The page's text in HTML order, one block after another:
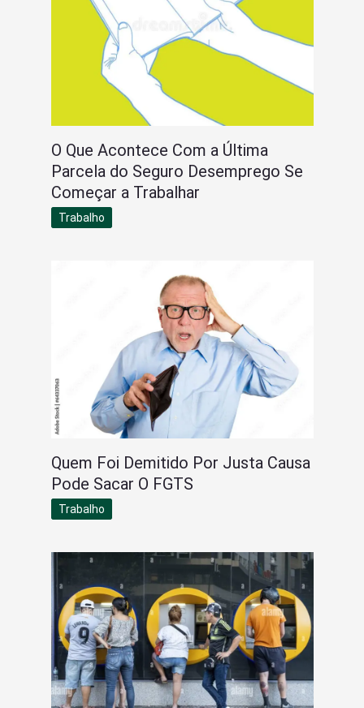
O Que Acontece Com a Última
Parcela do Seguro Desemprego Se
Começar a Trabalhar
Trabalho
Quem Foi Demitido Por Justa Causa
Pode Sacar O FGTS
Trabalho